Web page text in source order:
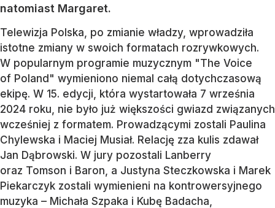
natomiast Margaret.
Telewizja Polska, po zmianie władzy, wprowadziła
istotne zmiany w swoich formatach rozrywkowych.
W popularnym programie muzycznym "The Voice
of Poland" wymieniono niemal całą dotychczasową
ekipę. W 15. edycji, która wystartowała 7 września
2024 roku, nie było już większości gwiazd związanych
wcześniej z formatem. Prowadzącymi zostali Paulina
Chylewska i Maciej Musiał. Relację zza kulis zdawał
Jan Dąbrowski. W jury pozostali Lanberry
oraz Tomson i Baron, a Justyna Steczkowska i Marek
Piekarczyk zostali wymienieni na kontrowersyjnego
muzyka – Michała Szpaka i Kubę Badacha,